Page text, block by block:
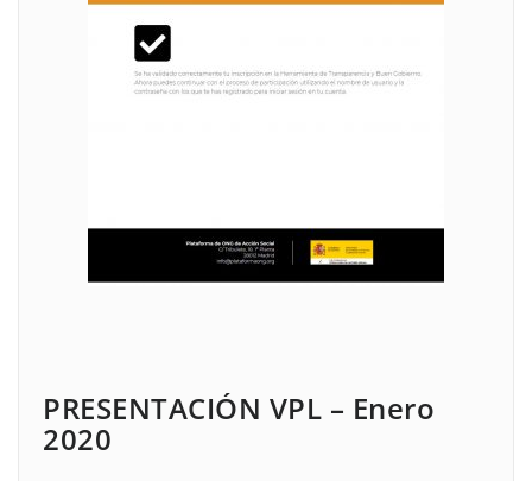
PRESENTACIÓN VPL – Enero
2020